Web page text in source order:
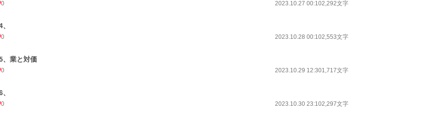
0 2023.10.27 00:102,292文字
0 2023.10.28 00:102,553文字
、業と対価
0 2023.10.29 12:301,717文字
0 2023.10.30 23:102,297文字